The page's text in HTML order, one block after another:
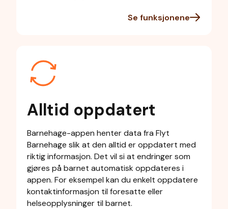
Se funksjonene
Alltid oppdatert
Barnehage-appen henter data fra Flyt
Barnehage slik at den alltid er oppdatert med
riktig informasjon. Det vil si at endringer som
gjøres på barnet automatisk oppdateres i
appen. For eksempel kan du enkelt oppdatere
kontaktinformasjon til foresatte eller
helseopplysninger til barnet.